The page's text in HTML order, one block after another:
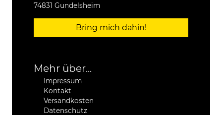
74831 Gundelsheim
Bring mich dahin!
Mehr über...
Impressum
Kontakt
Versandkosten
Datenschutz